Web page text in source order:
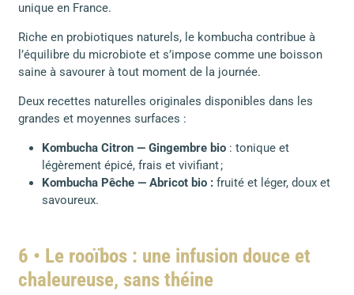
unique en France.
Riche en probiotiques naturels, le kombucha contribue à
l’équilibre du microbiote et s’impose comme une boisson
saine à savourer à tout moment de la journée.
Deux recettes naturelles originales disponibles dans les
grandes et moyennes surfaces :
Kombucha Citron — Gingembre bio: tonique et
légèrement épicé, frais et vivifiant ;
Kombucha Pêche — Abricot bio :fruité et léger, doux et
savoureux.
6 • Le rooïbos : une infusion douce et
chaleureuse, sans théine